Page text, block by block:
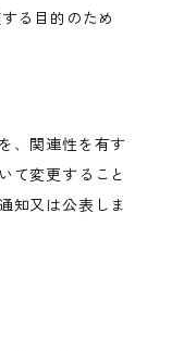
る目的のため
、関連性を有す
て変更すること
知又は公表しま